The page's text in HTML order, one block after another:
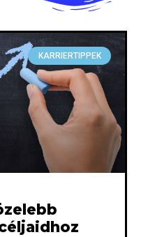
KARRIERTIPPEK